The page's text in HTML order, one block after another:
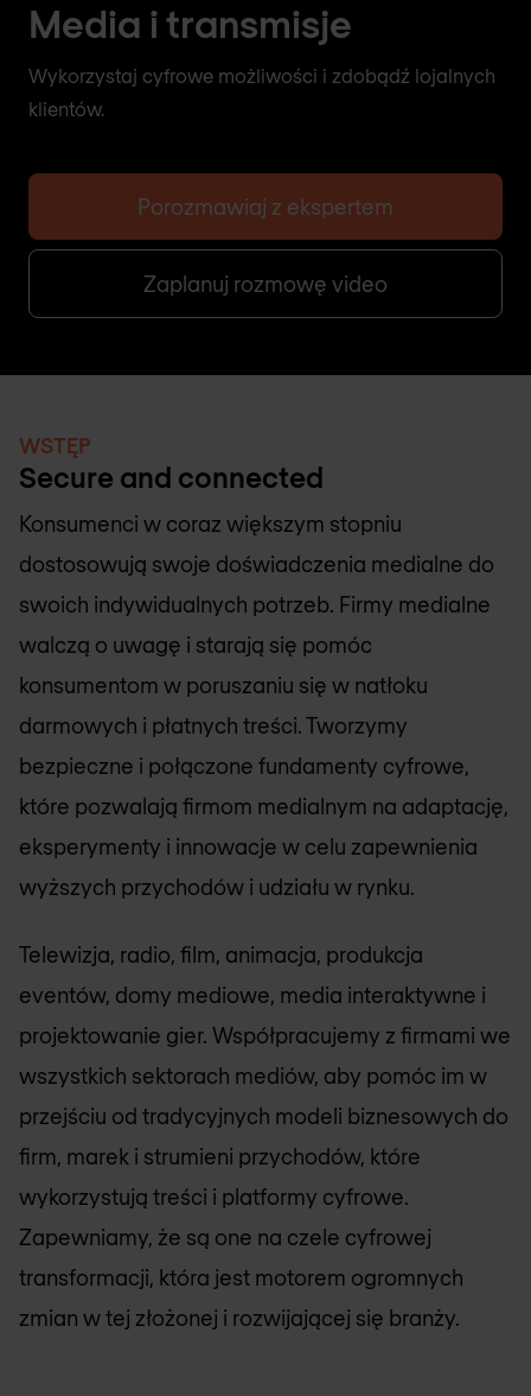
Media i transmisje
Wykorzystaj cyfrowe możliwości i zdobądź lojalnych
klientów.
Porozmawiaj z ekspertem
Zaplanuj rozmowę video
WSTĘP
Secure and connected
Konsumenci w coraz większym stopniu
dostosowują swoje doświadczenia medialne do
swoich indywidualnych potrzeb. Firmy medialne
walczą o uwagę i starają się pomóc
konsumentom w poruszaniu się w natłoku
darmowych i płatnych treści. Tworzymy
bezpieczne i połączone fundamenty cyfrowe,
które pozwalają firmom medialnym na adaptację,
eksperymenty i innowacje w celu zapewnienia
wyższych przychodów i udziału w rynku.
Telewizja, radio, film, animacja, produkcja
eventów, domy mediowe, media interaktywne i
projektowanie gier. Współpracujemy z firmami we
wszystkich sektorach mediów, aby pomóc im w
przejściu od tradycyjnych modeli biznesowych do
firm, marek i strumieni przychodów, które
wykorzystują treści i platformy cyfrowe.
Zapewniamy, że są one na czele cyfrowej
transformacji, która jest motorem ogromnych
zmian w tej złożonej i rozwijającej się branży.